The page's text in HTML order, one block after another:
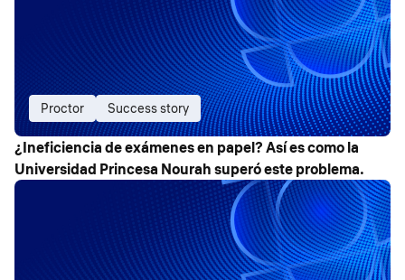
Proctor Success story
¿Ineficiencia de exámenes en papel? Así es como la
Universidad Princesa Nourah superó este problema.